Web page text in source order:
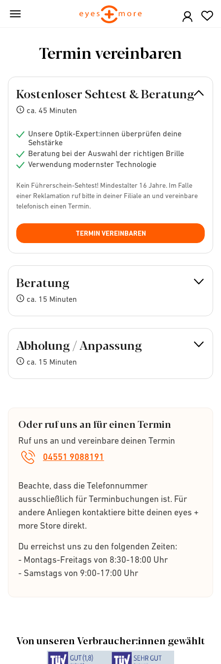
Skip
Termin vereinbaren
Kostenloser Sehtest & Beratung
ca. 45 Minuten
Unsere Optik-Expert:innen überprüfen deine
Sehstärke
Beratung bei der Auswahl der richtigen Brille
Verwendung modernster Technologie
Kein Führerschein-Sehtest! Mindestalter 16 Jahre. Im Falle
einer Reklamation ruf bitte in deiner Filiale an und vereinbare
telefonisch einen Termin.
TERMIN VEREINBAREN
Beratung
ca. 15 Minuten
Abholung / Anpassung
ca. 15 Minuten
Oder ruf uns an für einen Termin
04551 9088191
Ruf uns an und vereinbare deinen Termin
Beachte, dass die Telefonnummer
ausschließlich für Terminbuchungen ist. Für
andere Anliegen kontaktiere bitte deinen eyes +
more Store direkt.
Du erreichst uns zu den folgenden Zeiten:
- Montags-Freitags von 8:30-18:00 Uhr
- Samstags von 9:00-17:00 Uhr
Von unseren Verbraucher:innen gewählt